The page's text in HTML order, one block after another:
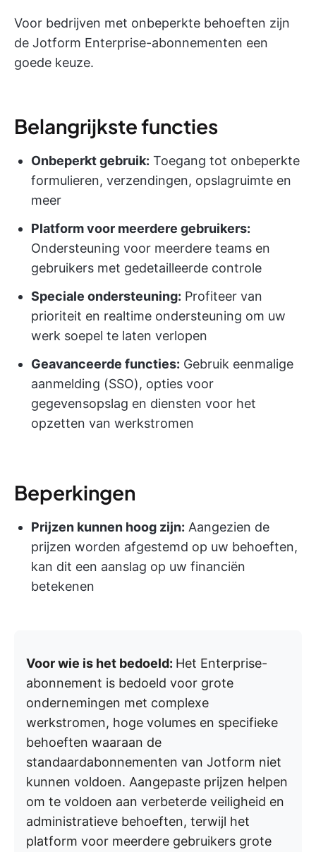
Voor bedrijven met onbeperkte behoeften zijn
de Jotform Enterprise-abonnementen een
goede keuze.
Belangrijkste functies
Onbeperkt gebruik: Toegang tot onbeperkte
formulieren, verzendingen, opslagruimte en
meer
Platform voor meerdere gebruikers:
Ondersteuning voor meerdere teams en
gebruikers met gedetailleerde controle
Speciale ondersteuning: Profiteer van
prioriteit en realtime ondersteuning om uw
werk soepel te laten verlopen
Geavanceerde functies: Gebruik eenmalige
aanmelding (SSO), opties voor
gegevensopslag en diensten voor het
opzetten van werkstromen
Beperkingen
Prijzen kunnen hoog zijn: Aangezien de
prijzen worden afgestemd op uw behoeften,
kan dit een aanslag op uw financiën
betekenen
Voor wie is het bedoeld: Het Enterprise-
abonnement is bedoeld voor grote
ondernemingen met complexe
werkstromen, hoge volumes en specifieke
behoeften waaraan de
standaardabonnementen van Jotform niet
kunnen voldoen. Aangepaste prijzen helpen
om te voldoen aan verbeterde veiligheid en
administratieve behoeften, terwijl het
platform voor meerdere gebruikers grote